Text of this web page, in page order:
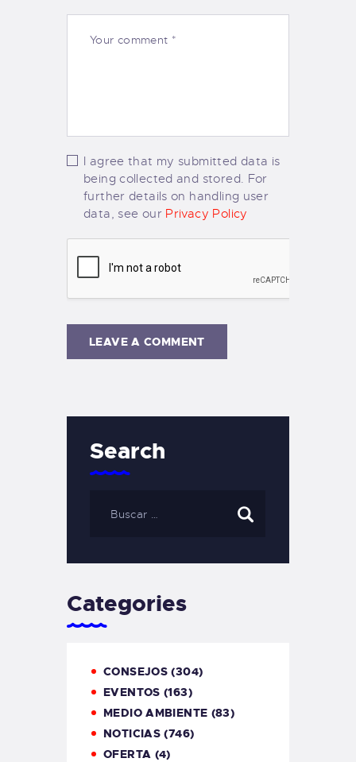
I agree that my submitted data is
being collected and stored. For
further details on handling user
data, see our Privacy Policy
Search
Categories
CONSEJOS (304)
EVENTOS (163)
MEDIO AMBIENTE (83)
NOTICIAS (746)
OFERTA (4)